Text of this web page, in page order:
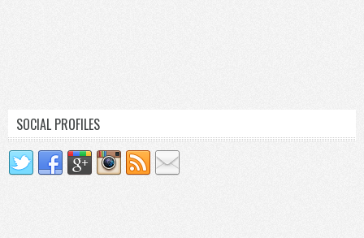
SOCIAL PROFILES